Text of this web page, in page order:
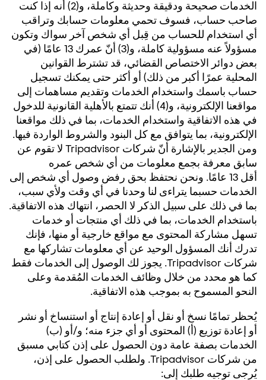
الخدمات صحيحة ودقيقة وحديثة وكاملة، و(2) أنه إذا كنت
صاحب حساب، فسوف تحمي معلومات حسابك وتراقب
أي استخدام للحساب من قِبل أي شخص آخر سواك وتكون
مسؤولاً عنه مسؤولية كاملة، و(3) أنّ عمرك 13 عامًا (في
بعض دوائر الاختصاص القضائي، قد تشترط القوانين
المحلية عمرًا أكبر من ذلك) أو أكثر حتى يمكنك تسجيل
حساب باسمك واستخدام الخدمات وتقديم مساهمات إلى
مواقعنا الإلكترونية، و(4) أنك تتمتع بالأهلية القانونية للدخول
في هذه الاتفاقية واستخدام الخدمات، بما في ذلك مواقعنا
الإلكترونية، بما يتوافق مع كل البنود والشروط الواردة فيها.
ومن الجدير بالإشارة أنّ شركات Tripadvisor لا تقوم عن
سابق معرفة بجمع معلومات من أي شخص عمره
أقل 13 عامًا. ونحن نحتفظ بحق رفض وصول أي شخص إلى
الخدمات حسبما يتراءى لنا وحدنا في أي وقت ولأي سبب،
بما في ذلك على سبيل الذكر لا الحصر، انتهاك هذه الاتفاقية.
باستخدام الخدمات، بما في ذلك أي منتجات أو خدمات
تسهل مشاركة المحتوى مع مواقع خارجية أو منها، فإنك
تدرك أنك المسؤول الوحيد عن أي معلومات تشاركها مع
شركات Tripadvisor. يجوز لك الوصول إلى الخدمات فقط
كما هو محدد من خلال وظائف الخدمات المُقدمة وعلى
النحو المسموح به بموجب هذه الاتفاقية.
يُحظر تمامًا نسخ أو نقل أو إعادة إنتاج أو استنساخ أو نشر
أو إعادة توزيع (أ) المحتوى أو أي جزء منه؛ و/أو (ب)
الخدمات بصفة عامة دون الحصول على إذن كتابي مسبق
من شركات Tripadvisor. ولطلب الحصول على إذن،
يُرجى توجيه طلبك إلى: